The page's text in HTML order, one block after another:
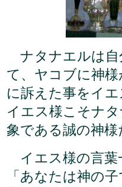
ナタナエルは自
て、ヤコブに神
に訴えた事をイ
イエス様こそナ
象である誠の神様
イエス様の言葉
「あなたは神の